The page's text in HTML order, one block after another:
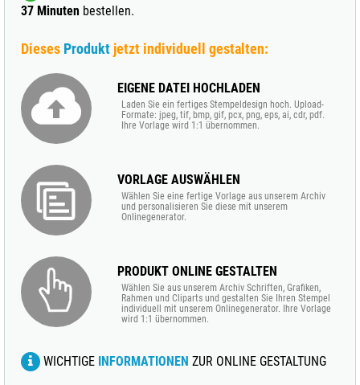
37 Minuten bestellen.
Dieses Produkt jetzt individuell gestalten:
EIGENE DATEI HOCHLADEN
Laden Sie ein fertiges Stempeldesign hoch. Upload-
Formate: jpeg, tif, bmp, gif, pcx, png, eps, ai, cdr, pdf.
Ihre Vorlage wird 1:1 übernommen.
VORLAGE AUSWÄHLEN
Wählen Sie eine fertige Vorlage aus unserem Archiv
und personalisieren Sie diese mit unserem
Onlinegenerator.
PRODUKT ONLINE GESTALTEN
Wählen Sie aus unserem Archiv Schriften, Grafiken,
Rahmen und Cliparts und gestalten Sie Ihren Stempel
individuell mit unserem Onlinegenerator. Ihre Vorlage
wird 1:1 übernommen.
WICHTIGE INFORMATIONEN ZUR ONLINE GESTALTUNG